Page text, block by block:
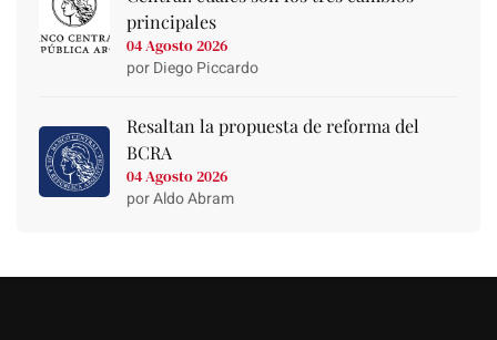
principales
04 Agosto 2026
por Diego Piccardo
Resaltan la propuesta de reforma del
BCRA
04 Agosto 2026
por Aldo Abram